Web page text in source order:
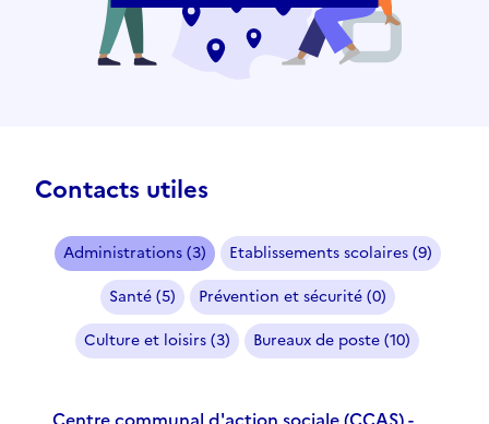
Contacts utiles
Administrations (3)
Etablissements scolaires (9)
Santé (5)
Prévention et sécurité (0)
Culture et loisirs (3)
Bureaux de poste (10)